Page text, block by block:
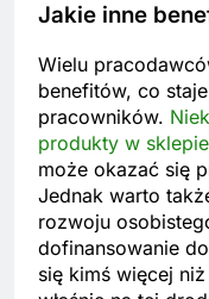
Jakie inne
Wielu
benefitów, co
pracowników.
produkty w sklepie
może okazać się
Jednak warto
rozwoju
dofinansowanie
się kimś więcej